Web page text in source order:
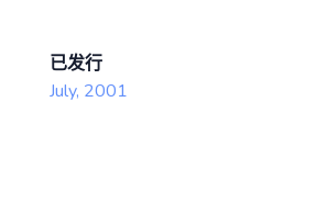
已发行
July, 2001